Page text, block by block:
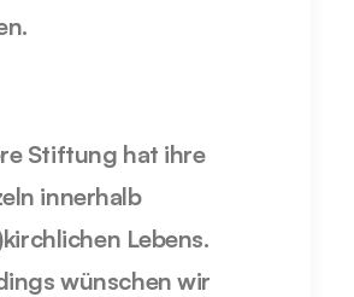
Stiftung hat ihre
innerhalb
Lebens.
wünschen wir